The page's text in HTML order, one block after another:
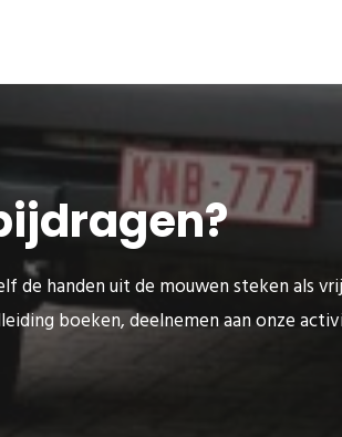
de handen uit de mouwen steken als
boeken, deelnemen aan onze